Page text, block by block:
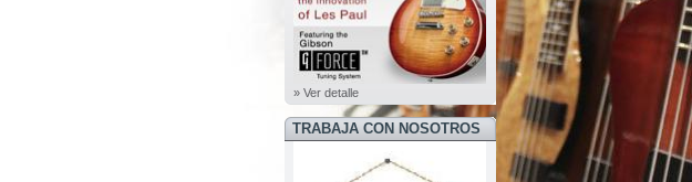
» Ver detalle
TRABAJA CON NOSOTROS